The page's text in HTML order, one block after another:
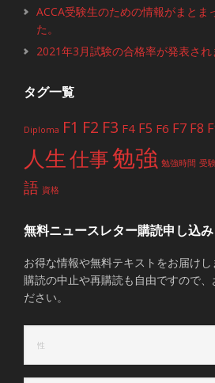
ACCA受験生のための情報がまとま
た。
2021年3月試験の合格率が発表され
タグ一覧
Diploma F1 F2 F3 F4 F5 F6 F7 F8
人生 仕事勉強 勉強時間 受
語 資格
無料ニュースレター購読申し込み
お得な情報や無料テキストをお届けし
購読の中止や再購読も自由ですので、
ださい。